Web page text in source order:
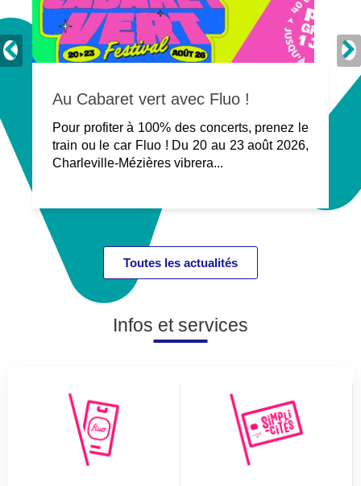
Au Cabaret vert avec Fluo !
Pour profiter à 100% des concerts, prenez le
train ou le car Fluo ! Du 20 au 23 août 2026,
Charleville-Mézières vibrera...
Toutes les actualités
Infos et services